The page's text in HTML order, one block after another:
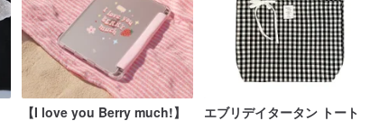
【I love you Berry much!】
エブリデイタータン トート